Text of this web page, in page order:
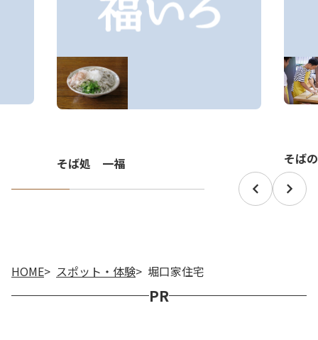
HOME スポット・体験 堀口家住宅
そば処 一福 そば
PR